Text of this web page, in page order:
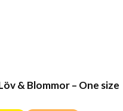
& Blommor – One size